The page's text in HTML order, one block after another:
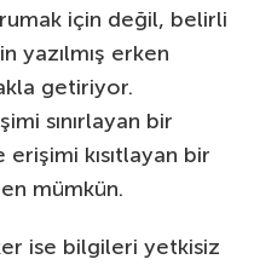
için değil, belirli
yazılmış erken
getiriyor.
sınırlayan bir
kısıtlayan bir
mümkün.
ise bilgileri yetkisiz